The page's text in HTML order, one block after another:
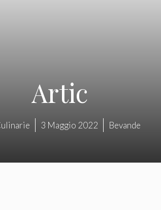
Artic
3 Maggio 2022 Bevande